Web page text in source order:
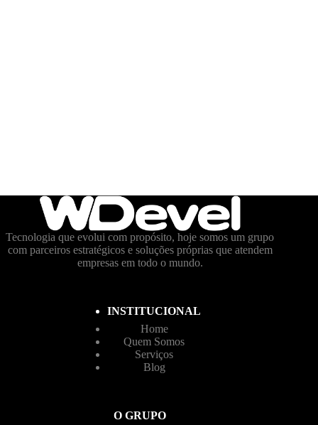
Tecnologia que evolui com propósito, hoje somos um grupo
com parceiros estratégicos e soluções próprias que atendem
empresas em todo o mundo.
INSTITUCIONAL
Home
Quem Somos
Serviços
Blog
O GRUPO